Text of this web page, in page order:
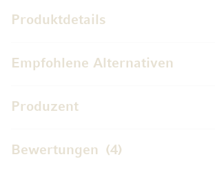
Produktdetails
Empfohlene Alternativen
Produzent
Bewertungen 4